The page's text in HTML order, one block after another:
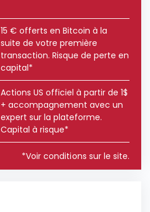
15 € offerts en Bitcoin à la
suite de votre première
transaction. Risque de perte en
capital*
Actions US officiel à partir de 1$
+ accompagnement avec un
expert sur la plateforme.
Capital à risque*
*Voir conditions sur le site.